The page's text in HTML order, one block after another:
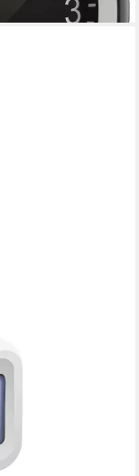
und
LCD Display mit